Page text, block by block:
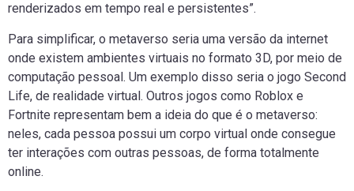
renderizados em tempo real e persistentes”.
Para simplificar, o metaverso seria uma versão da internet
onde existem ambientes virtuais no formato 3D, por meio de
computação pessoal. Um exemplo disso seria o jogo Second
Life, de realidade virtual. Outros jogos como Roblox e
Fortnite representam bem a ideia do que é o metaverso:
neles, cada pessoa possui um corpo virtual onde consegue
ter interações com outras pessoas, de forma totalmente
online.